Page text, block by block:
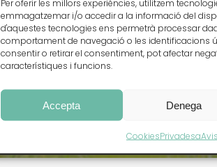
Per oferir les millors experiències, utilitzem
emmagatzemar i/o accedir a la informació del
d'aquestes tecnologies ens permetrà processar
comportament de navegació o les identificacions
consentir o retirar el consentiment, pot afectar
característiques i funcions.
Accepta Denega
CookiesPrivadesa